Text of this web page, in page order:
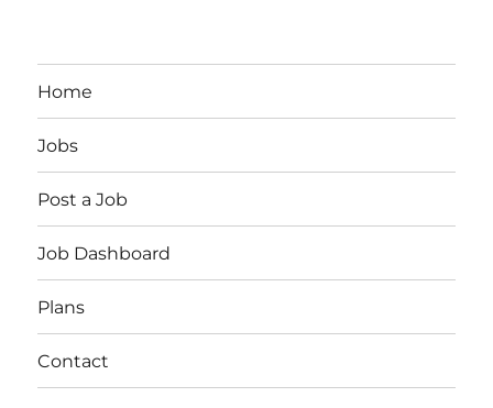
Home
Jobs
Post a Job
Job Dashboard
Plans
Contact